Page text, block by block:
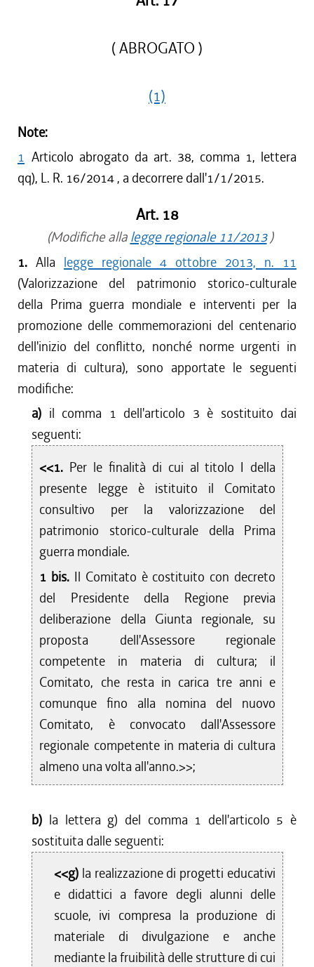
( ABROGATO )
(1)
Note:
1 Articolo abrogato da art. 38, comma 1, lettera
qq), L. R. 16/2014 , a decorrere dall'1/1/2015.
Art. 18
(Modifiche alla legge regionale 11/2013)
1. Alla legge regionale 4 ottobre 2013, n. 11
(Valorizzazione del patrimonio storico-culturale
della Prima guerra mondiale e interventi per la
promozione delle commemorazioni del centenario
dell'inizio del conflitto, nonché norme urgenti in
materia di cultura), sono apportate le seguenti
modifiche:
a) il comma 1 dell'articolo 3 è sostituito dai
seguenti:
<<1. Per le finalità di cui al titolo I della
presente legge è istituito il Comitato
consultivo per la valorizzazione del
patrimonio storico-culturale della Prima
guerra mondiale.
1 bis. Il Comitato è costituito con decreto
del Presidente della Regione previa
deliberazione della Giunta regionale, su
proposta dell'Assessore regionale
competente in materia di cultura; il
Comitato, che resta in carica tre anni e
comunque fino alla nomina del nuovo
Comitato, è convocato dall'Assessore
regionale competente in materia di cultura
almeno una volta all'anno.>>;
b) la lettera g) del comma 1 dell'articolo 5 è
sostituita dalle seguenti:
<<g) la realizzazione di progetti educativi
e didattici a favore degli alunni delle
scuole, ivi compresa la produzione di
materiale di divulgazione e anche
mediante la fruibilità delle strutture di cui